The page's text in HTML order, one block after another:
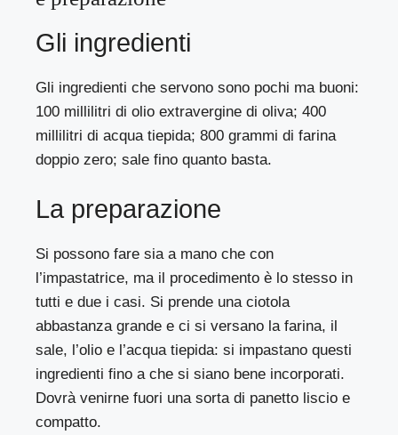
Gli ingredienti
Gli ingredienti che servono sono pochi ma buoni:
100 millilitri di olio extravergine di oliva; 400
millilitri di acqua tiepida; 800 grammi di farina
doppio zero; sale fino quanto basta.
La preparazione
Si possono fare sia a mano che con
l’impastatrice, ma il procedimento è lo stesso in
tutti e due i casi. Si prende una ciotola
abbastanza grande e ci si versano la farina, il
sale, l’olio e l’acqua tiepida: si impastano questi
ingredienti fino a che si siano bene incorporati.
Dovrà venirne fuori una sorta di panetto liscio e
compatto.